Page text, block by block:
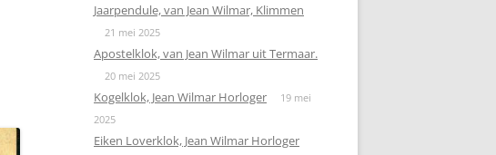
Jaarpendule, van Jean Wilmar, Klimmen
21 mei 2025
Apostelklok, van Jean Wilmar uit Termaar.
20 mei 2025
Kogelklok, Jean Wilmar Horloger
19 mei
2025
Eiken Loverklok, Jean Wilmar Horloger